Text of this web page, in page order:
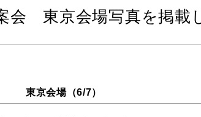
会 東京会場写真を掲載
東京会場（6/7）